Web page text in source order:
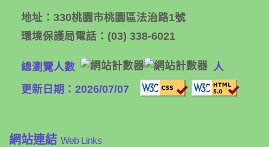
地址： 330桃園市桃園區法治路1號
環境保護局電話： (03) 338-6021
總瀏覽人數
人
更新日期：2026/07/07
網站連結 Web Links